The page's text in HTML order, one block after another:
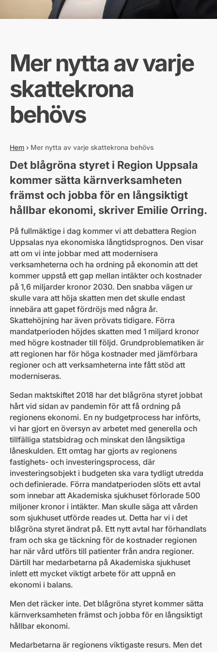
Mer nytta av varje
skattekrona
behövs
Hem › Mer nytta av varje skattekrona behövs
Det blågröna styret i Region Uppsala
kommer sätta kärnverksamheten
främst och jobba för en långsiktigt
hållbar ekonomi, skriver Emilie Orring.
På fullmäktige i dag kommer vi att debattera Region
Uppsalas nya ekonomiska långtidsprognos. Den visar
att om vi inte jobbar med att modernisera
verksamheterna och ha ordning på ekonomin att det
kommer uppstå ett gap mellan intäkter och kostnader
på 1,6 miljarder kronor 2030. Den snabba vägen ur
skulle vara att höja skatten men det skulle endast
innebära att gapet fördröjs med några år.
Skattehöjning har även prövats tidigare. Förra
mandatperioden höjdes skatten med 1 miljard kronor
med högre kostnader till följd. Grundproblematiken är
att regionen har för höga kostnader med jämförbara
regioner och att verksamheterna inte fått stöd att
moderniseras.
Sedan maktskiftet 2018 har det blågröna styret jobbat
hårt vid sidan av pandemin för att få ordning på
regionens ekonomi. En ny budgetprocess har införts,
vi har gjort en översyn av arbetet med generella och
tillfälliga statsbidrag och minskat den långsiktiga
låneskulden. Ett omtag har gjorts av regionens
fastighets- och investeringsprocess, där
investeringsobjekt i budgeten ska vara tydligt utredda
och definierade. Förra mandatperioden slöts ett avtal
som innebar att Akademiska sjukhuset förlorade 500
miljoner kronor i intäkter. Man skulle säga att vården
som sjukhuset utförde reades ut. Detta har vi i det
blågröna styret ändrat på. Ett nytt avtal har förhandlats
fram och ska ge täckning för de kostnader regionen
har när vård utförs till patienter från andra regioner.
Därtill har medarbetarna på Akademiska sjukhuset
inlett ett mycket viktigt arbete för att uppnå en
ekonomi i balans.
Men det räcker inte. Det blågröna styret kommer sätta
kärnverksamheten främst och jobba för en långsiktigt
hållbar ekonomi.
Medarbetarna är regionens viktigaste resurs. Men det